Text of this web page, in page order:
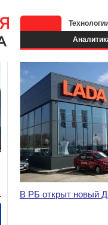
В РБ открыт новый